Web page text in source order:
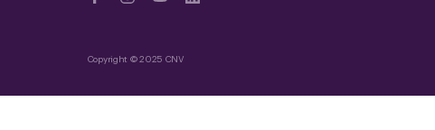
Copyright © 2025 CNV